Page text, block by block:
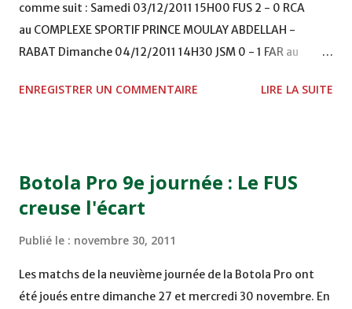
comme suit : Samedi 03/12/2011 15H00 FUS 2 - 0 RCA
au COMPLEXE SPORTIF PRINCE MOULAY ABDELLAH -
RABAT Dimanche 04/12/2011 14H30 JSM 0 - 1 FAR au
TERRAIN EL ABDI - EL JADIDA 16h30 OCK 0 - 1 HUSA
Mardi 06/12/2011 15H00 WAF - OCS au COMPLEXE SPORTIF
DE FES - FES WAC - MAS Reporté pour cause de finale de la
ENREGISTRER UN COMMENTAIRE LIRE LA SUITE
Botola Pro 9e journée : Le FUS
creuse l'écart
Publié le : novembre 30, 2011
Les matchs de la neuvième journée de la Botola Pro ont
été joués entre dimanche 27 et mercredi 30 novembre. En